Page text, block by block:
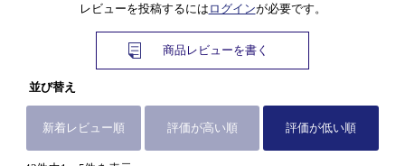
レビューを投稿するには ログインが必要です。
商品レビューを書く
並び替え
新着レビュー順 評価が高い順 評価が低い順